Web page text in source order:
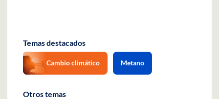
Temas destacados
Cambio climático Metano
Otros temas